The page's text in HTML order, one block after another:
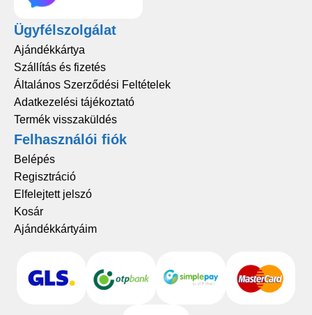
Ügyfélszolgálat
Ajándékkártya
Szállítás és fizetés
Általános Szerződési Feltételek
Adatkezelési tájékoztató
Termék visszaküldés
Felhasználói fiók
Belépés
Regisztráció
Elfelejtett jelszó
Kosár
Ajándékkártyáim